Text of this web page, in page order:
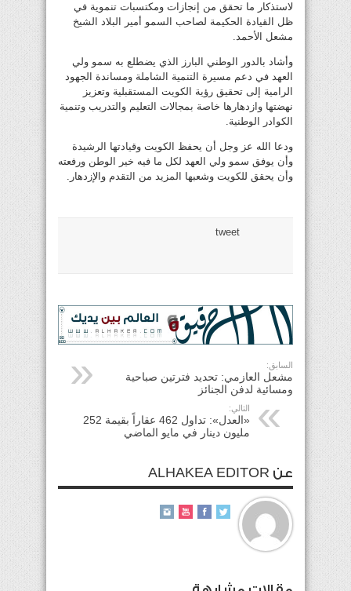
لاستذكار ما تحقق من إنجازات ومكتسبات تنموية في
ظل القيادة الحكيمة لصاحب السمو أمير البلاد الشيخ
مشعل الأحمد.
وأشاد بالدور الوطني البارز الذي يضطلع به سمو ولي
العهد في دعم مسيرة التنمية الشاملة ومساندة الجهود
الرامية إلى تحقيق رؤية الكويت المستقبلية وتعزيز
نهضتها وازدهارها خاصة بمجالات التعليم والتدريب وتنمية
الكوادر الوطنية.
ودعا الله عز وجل أن يحفظ الكويت وقيادتها الرشيدة
وأن يوفق سمو ولي العهد لكل ما فيه خير الوطن ورفعته
وأن يحقق للكويت وشعبها المزيد من التقدم والإزدهار.
tweet
السابق:
مشعل العازمي: تحديد فترتين صباحية
ومسائية لدفن الجنائز
التالي:
«العدل»: تداول 462 عقاراً بقيمة 252
مليون دينار في مايو الماضي
عن ALHAKEA EDITOR